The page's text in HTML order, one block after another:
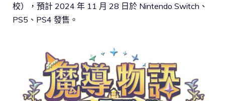
校），預計 2024 年 11 月 28 日於 Nintendo Switch、
PS5、PS4 發售。